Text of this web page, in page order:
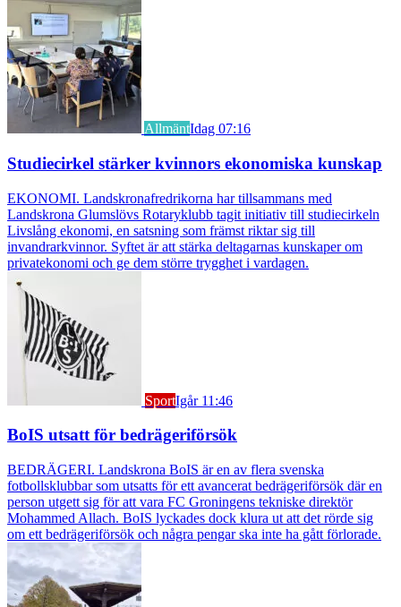
AllmäntIdag 07:16
Studiecirkel stärker kvinnors ekonomiska kunskap
EKONOMI. Landskronafredrikorna har tillsammans med
Landskrona Glumslövs Rotaryklubb tagit initiativ till studiecirkeln
Livslång ekonomi, en satsning som främst riktar sig till
invandrarkvinnor. Syftet är att stärka deltagarnas kunskaper om
privatekonomi och ge dem större trygghet i vardagen.
SportIgår 11:46
BoIS utsatt för bedrägeriförsök
BEDRÄGERI. Landskrona BoIS är en av flera svenska
fotbollsklubbar som utsatts för ett avancerat bedrägeriförsök där en
person utgett sig för att vara FC Groningens tekniske direktör
Mohammed Allach. BoIS lyckades dock klura ut att det rörde sig
om ett bedrägeriförsök och några pengar ska inte ha gått förlorade.